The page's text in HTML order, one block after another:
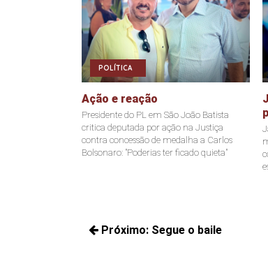
POLÍTICA
Ação e reação
Presidente do PL em São João Batista
critica deputada por ação na Justiça
contra concessão de medalha a Carlos
Bolsonaro: "Poderias ter ficado quieta"
Navegação
Próximo: Segue o baile